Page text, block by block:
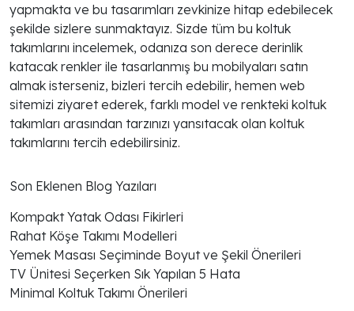
yapmakta ve bu tasarımları zevkinize hitap edebilecek
şekilde sizlere sunmaktayız. Sizde tüm bu koltuk
takımlarını incelemek, odanıza son derece derinlik
katacak renkler ile tasarlanmış bu mobilyaları satın
almak isterseniz, bizleri tercih edebilir, hemen web
sitemizi ziyaret ederek, farklı model ve renkteki koltuk
takımları arasından tarzınızı yansıtacak olan koltuk
takımlarını tercih edebilirsiniz.
Son Eklenen Blog Yazıları
Kompakt Yatak Odası Fikirleri
Rahat Köşe Takımı Modelleri
Yemek Masası Seçiminde Boyut ve Şekil Önerileri
TV Ünitesi Seçerken Sık Yapılan 5 Hata
Minimal Koltuk Takımı Önerileri